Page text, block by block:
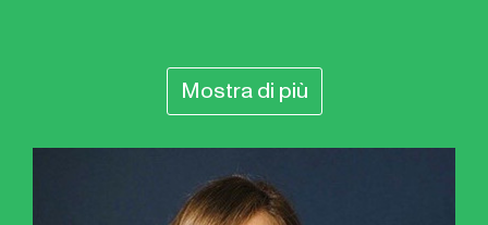
Mostra di più